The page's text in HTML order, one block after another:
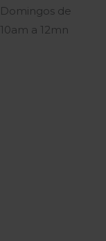
Domingos de
10am a 12mn